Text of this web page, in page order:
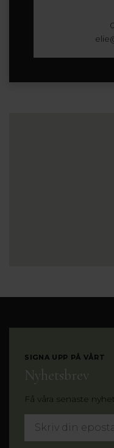
SIGNA UPP PÅ VÅRT
Nyhetsbrev
Få våra senaste